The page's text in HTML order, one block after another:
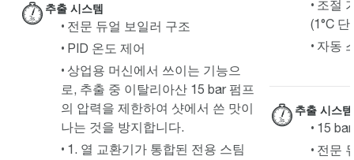
추출 시스템
전문 듀얼 보일러 구조
PID 온도 제어
상업용 머신에서 쓰이는 기능으
로, 추출 중 이탈리아산 15 bar 펌프
의 압력을 제한하여 샷에서 쓴 맛이
나는 것을 방지합니다.
1. 열 교환기가 통합된 전용 스팀
조절
(1°C
자동
추출 시스템
15
전문